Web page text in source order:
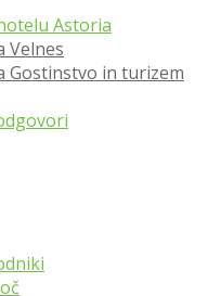
Astoria
Velnes
Gostinstvo in turizem